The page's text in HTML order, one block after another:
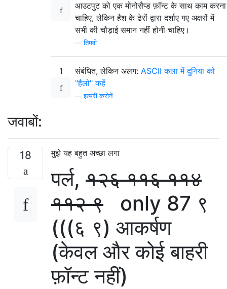
आउटपुट को एक मोनोसैप्ड फ़ॉन्ट के साथ काम करना
चाहिए, लेकिन हैश के ढेरों द्वारा दर्शाए गए अक्षरों में
सभी की चौड़ाई समान नहीं होनी चाहिए।
—तिमवी
1 संबंधित, लेकिन अलग: ASCII कला में दुनिया को
"हैलो" कहें
—इल्मरी करोनें
जवाबों:
18 मुझे यह बहुत अच्छा लगा
पर्ल, १२६ ११६ ११४
११२ ९ only 87 ९
(((६ ९) आकर्षण
(केवल और कोई बाहरी
फ़ॉन्ट नहीं)